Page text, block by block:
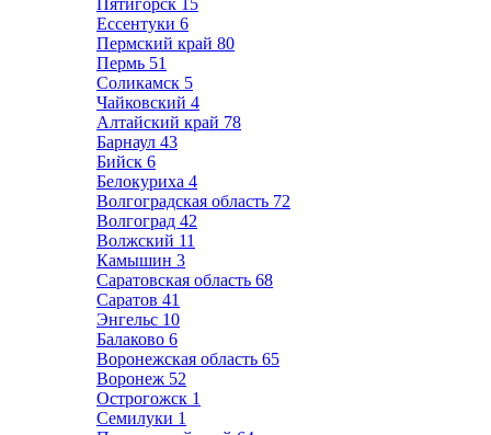
Пятигорск 15
Ессентуки 6
Пермский край 80
Пермь 51
Соликамск 5
Чайковский 4
Алтайский край 78
Барнаул 43
Бийск 6
Белокуриха 4
Волгоградская область 72
Волгоград 42
Волжский 11
Камышин 3
Саратовская область 68
Саратов 41
Энгельс 10
Балаково 6
Воронежская область 65
Воронеж 52
Острогожск 1
Семилуки 1